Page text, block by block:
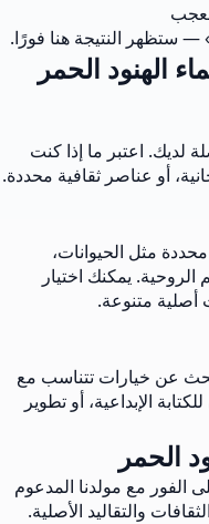
— ستظهر النتيجة هنا فورًا.
الهنود الحمر
لديك. اعتبر ما إذا كنت
أو عناصر ثقافية محددة.
مثل الحيوانات،
الروحية. يمكنك اختيار
أصلية متنوعة.
ابحث عن خيارات تتناسب مع
الإبداعية، أو تطوير
الحمر
الفور مع مولدنا المدعوم
والتقاليد الأصلية.